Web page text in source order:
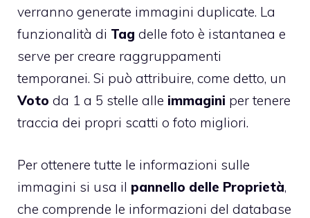
verranno generate immagini duplicate. La
funzionalità di Tag delle foto è istantanea e
serve per creare raggruppamenti
temporanei. Si può attribuire, come detto, un
Voto da 1 a 5 stelle alle immagini per tenere
traccia dei propri scatti o foto migliori.
Per ottenere tutte le informazioni sulle
immagini si usa il pannello delle Proprietà,
che comprende le informazioni del database